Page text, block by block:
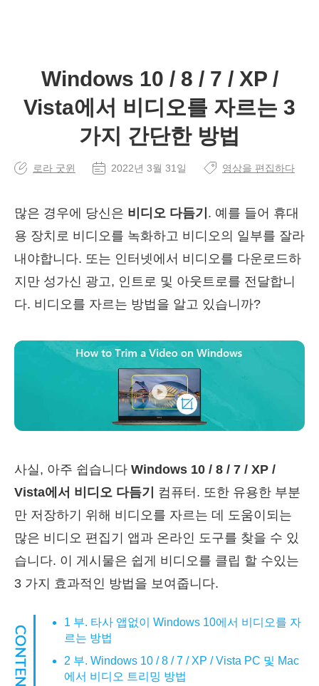
Windows 10 / 8 / 7 / XP /
Vista에서 비디오를 자르는 3
가지 간단한 방법
로라 굿윈 2022년 3월 31일 영상을 편집하다
많은 경우에 당신은 비디오 다듬기 . 예를 들어 휴대
용 장치로 비디오를 녹화하고 비디오의 일부를 잘라
내야합니다. 또는 인터넷에서 비디오를 다운로드하
지만 성가신 광고, 인트로 및 아웃트로를 전달합니
다. 비디오를 자르는 방법을 알고 있습니까?
사실, 아주 쉽습니다 Windows 10 / 8 / 7 / XP /
Vista에서 비디오 다듬기
컴퓨터. 또한 유용한 부분
만 저장하기 위해 비디오를 자르는 데 도움이되는
많은 비디오 편집기 앱과 온라인 도구를 찾을 수 있
습니다. 이 게시물은 쉽게 비디오를 클립 할 수있는
3 가지 효과적인 방법을 보여줍니다.
1 부. 타사 앱없이 Windows 10에서 비디오를 자
르는 방법
2 부. Windows 10 / 8 / 7 / XP / Vista PC 및 Mac
에서 비디오 트리밍 방법